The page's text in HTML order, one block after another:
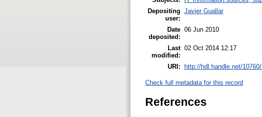
Depositing
user:
Javier Guallar
Date
deposited:
06 Jun 2010
Last
modified:
02 Oct 2014 12:17
URI: http://hdl.handle.net/
Check full metadata for this record
References